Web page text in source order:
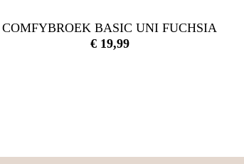
COMFYBROEK BASIC UNI FUCHSIA
€19,99